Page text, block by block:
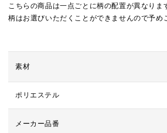
こちらの商品は一点ごとに柄の配置が異なりま
柄はお選びいただくことができませんので予め
素材
ポリエステル
メーカー品番